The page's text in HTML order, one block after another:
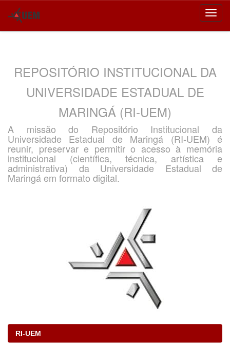
REPOSITÓRIO INSTITUCIONAL DA
UNIVERSIDADE ESTADUAL DE
MARINGÁ (RI-UEM)
A missão do Repositório Institucional da
Universidade Estadual de Maringá (RI-UEM) é
reunir, preservar e permitir o acesso à memória
institucional (científica, técnica, artística e
administrativa) da Universidade Estadual de
Maringá em formato digital.
RI-UEM